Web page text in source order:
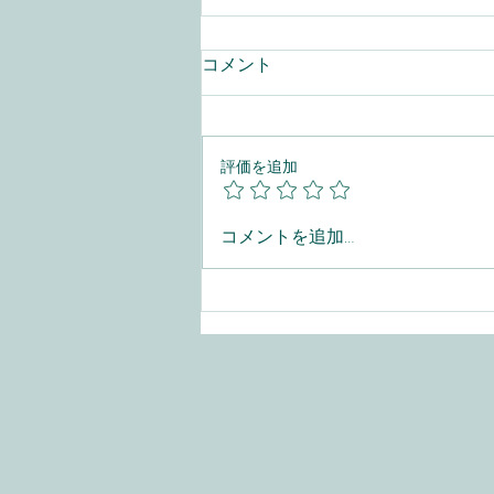
📣【出店のお知らせ】
コメント
評価を追加
コメントを追加…